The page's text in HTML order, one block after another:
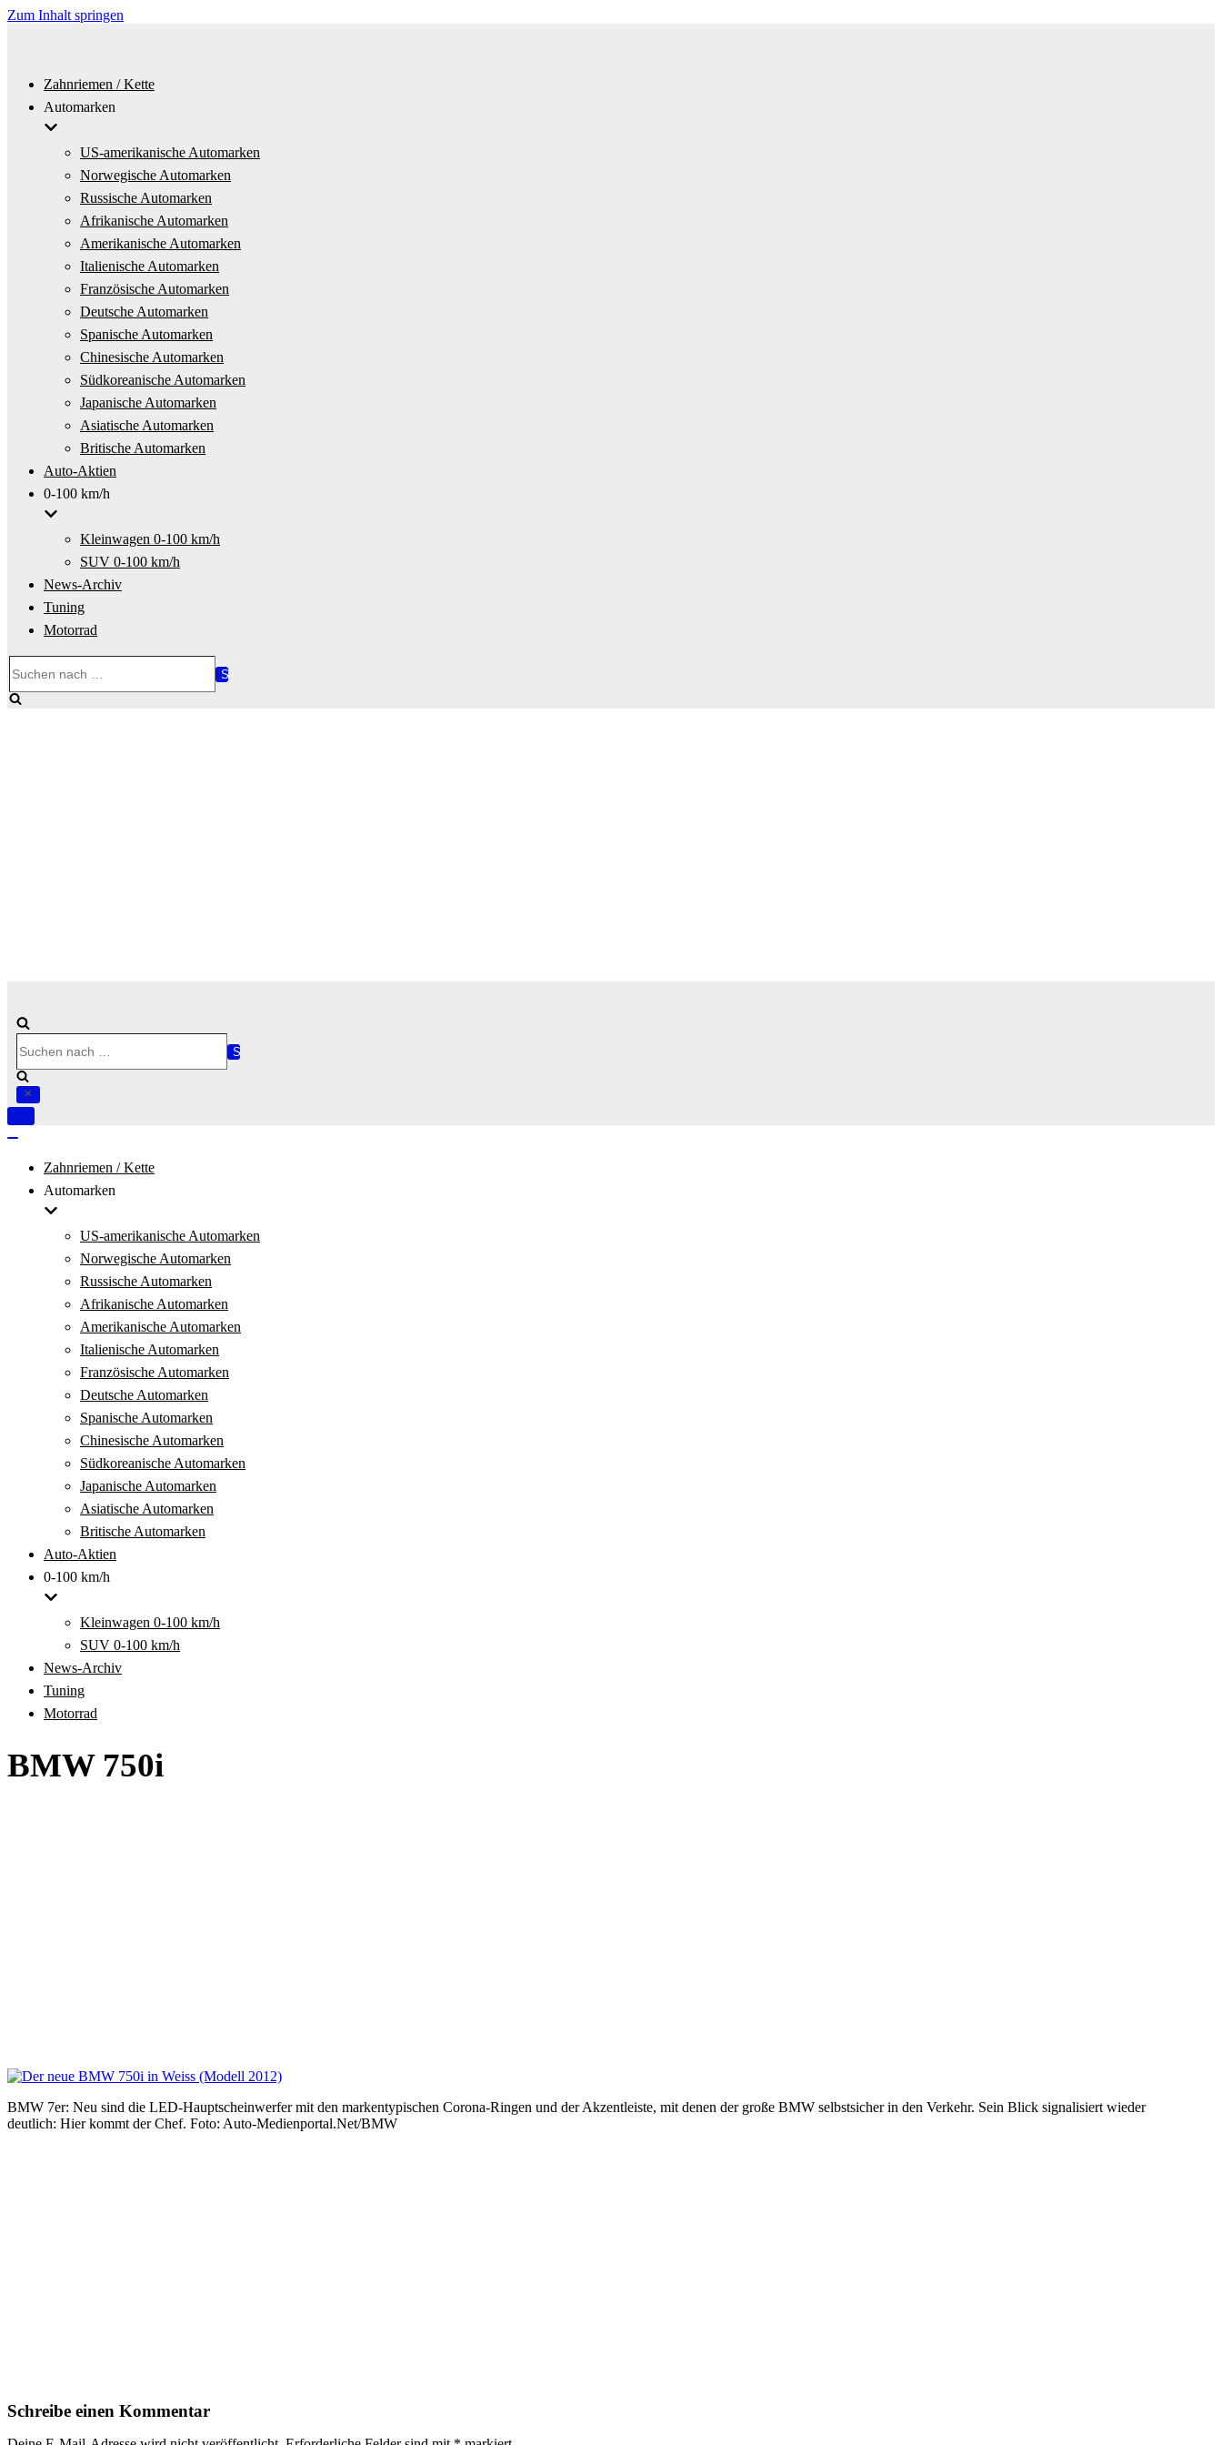
Zum Inhalt springen
Zahnriemen / Kette
Automarken
US-amerikanische Automarken
Norwegische Automarken
Russische Automarken
Afrikanische Automarken
Amerikanische Automarken
Italienische Automarken
Französische Automarken
Deutsche Automarken
Spanische Automarken
Chinesische Automarken
Südkoreanische Automarken
Japanische Automarken
Asiatische Automarken
Britische Automarken
Auto-Aktien
0-100 km/h
Kleinwagen 0-100 km/h
SUV 0-100 km/h
News-Archiv
Tuning
Motorrad
nach …
nach …
Navigation
Zahnriemen / Kette
Automarken
US-amerikanische Automarken
Norwegische Automarken
Russische Automarken
Afrikanische Automarken
Amerikanische Automarken
Italienische Automarken
Französische Automarken
Deutsche Automarken
Spanische Automarken
Chinesische Automarken
Südkoreanische Automarken
Japanische Automarken
Asiatische Automarken
Britische Automarken
Auto-Aktien
0-100 km/h
Kleinwagen 0-100 km/h
SUV 0-100 km/h
News-Archiv
Tuning
Motorrad
BMW 750i
BMW 7er: Neu sind die LED-Hauptscheinwerfer mit den markentypischen Corona-Ringen und der Akzentleiste, mit denen der große BMW selbstsicher in den Verkehr. Sein Blick signalisiert wieder
deutlich: Hier kommt der Chef. Foto: Auto-Medienportal.Net/BMW
Schreibe einen Kommentar